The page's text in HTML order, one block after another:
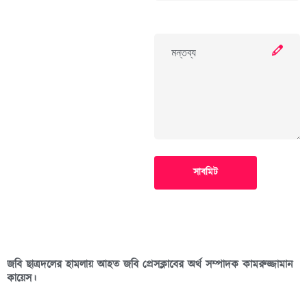
সাবমিট
জবি ছাত্রদলের হামলায় আহত জবি প্রেসক্লাবের অর্থ সম্পাদক কামরুজ্জামান
কায়েস।